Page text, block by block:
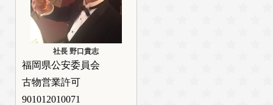
社長 野口貴志
福岡県公安委員会
古物営業許可
901012010071